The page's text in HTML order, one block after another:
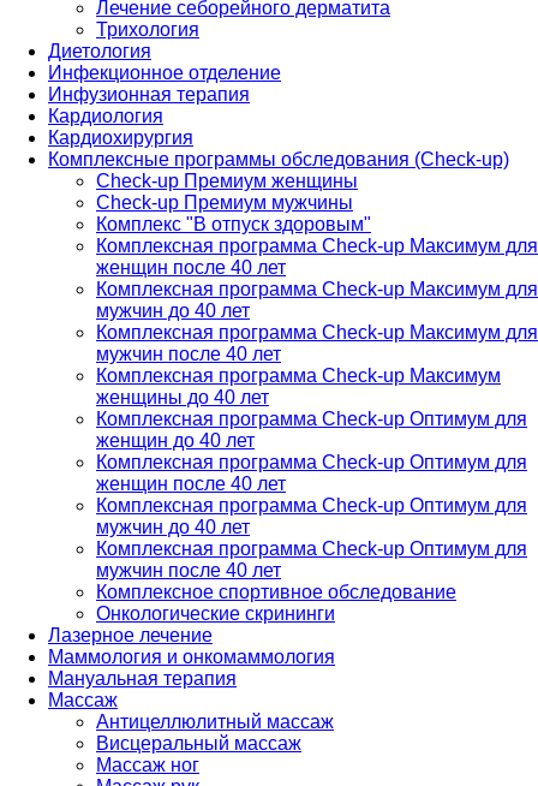
Лечение себорейного дерматита
Трихология
Диетология
Инфекционное отделение
Инфузионная терапия
Кардиология
Кардиохирургия
Комплексные программы обследования (Check-up)
Check-up Премиум женщины
Check-up Премиум мужчины
Комплекс "В отпуск здоровым"
Комплексная программа Check-up Максимум для
женщин после 40 лет
Комплексная программа Check-up Максимум для
мужчин до 40 лет
Комплексная программа Check-up Максимум для
мужчин после 40 лет
Комплексная программа Check-up Максимум
женщины до 40 лет
Комплексная программа Check-up Оптимум для
женщин до 40 лет
Комплексная программа Check-up Оптимум для
женщин после 40 лет
Комплексная программа Check-up Оптимум для
мужчин до 40 лет
Комплексная программа Check-up Оптимум для
мужчин после 40 лет
Комплексное спортивное обследование
Онкологические скрининги
Лазерное лечение
Маммология и онкомаммология
Мануальная терапия
Массаж
Антицеллюлитный массаж
Висцеральный массаж
Массаж ног